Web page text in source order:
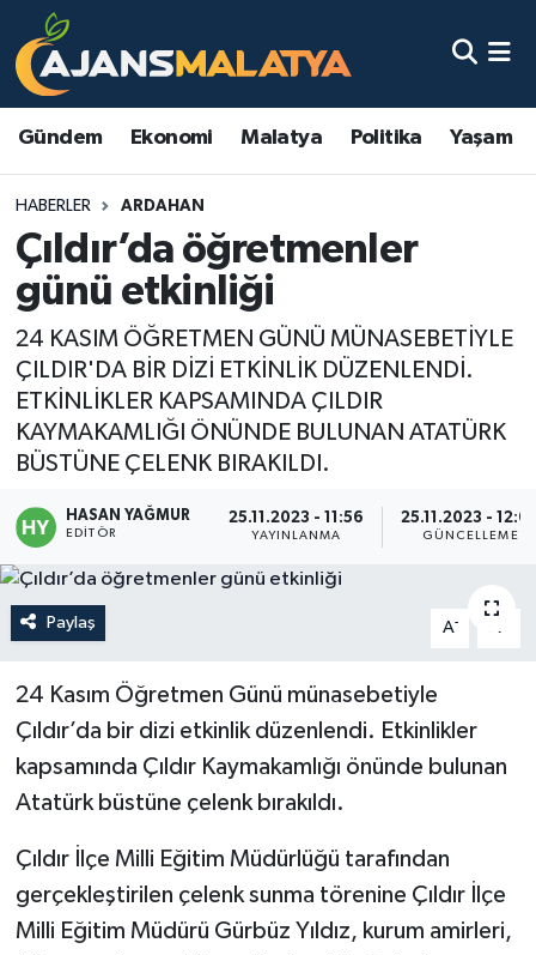
Gündem Ekonomi Malatya Politika Yaşam
HABERLER ARDAHAN
Çıldır’da öğretmenler
günü etkinliği
24 KASIM ÖĞRETMEN GÜNÜ MÜNASEBETİYLE
ÇILDIR'DA BİR DİZİ ETKİNLİK DÜZENLENDİ.
ETKİNLİKLER KAPSAMINDA ÇILDIR
KAYMAKAMLIĞI ÖNÜNDE BULUNAN ATATÜRK
BÜSTÜNE ÇELENK BIRAKILDI.
HASAN YAĞMUR
EDITÖR
25.11.2023 - 11:56
YAYINLANMA
25.11.2023 -
GÜNCELLEME
Paylaş A- A
24 Kasım Öğretmen Günü münasebetiyle
Çıldır’da bir dizi etkinlik düzenlendi. Etkinlikler
kapsamında Çıldır Kaymakamlığı önünde bulunan
Atatürk büstüne çelenk bırakıldı.
Çıldır İlçe Milli Eğitim Müdürlüğü tarafından
gerçekleştirilen çelenk sunma törenine Çıldır İlçe
Milli Eğitim Müdürü Gürbüz Yıldız, kurum amirleri,
Asayiş
Eğitim
Ekonomi
Gündem
Kadın
Kültür & Sanat
Magazin
Politika
Sağlık
Spor
Teknoloji
Malatya Nöbetçi Eczaneler
Malatya Namaz Vakitleri
Malatya Trafik Yoğunluk Haritası
TFF 3.Lig 2.Grup Puan Durumu ve Fikstür
Tüm Manşetler
Son Dakika Haberleri
Haber Arşivi